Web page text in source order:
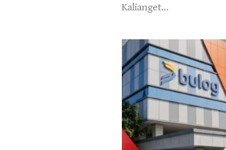
Kalianget…